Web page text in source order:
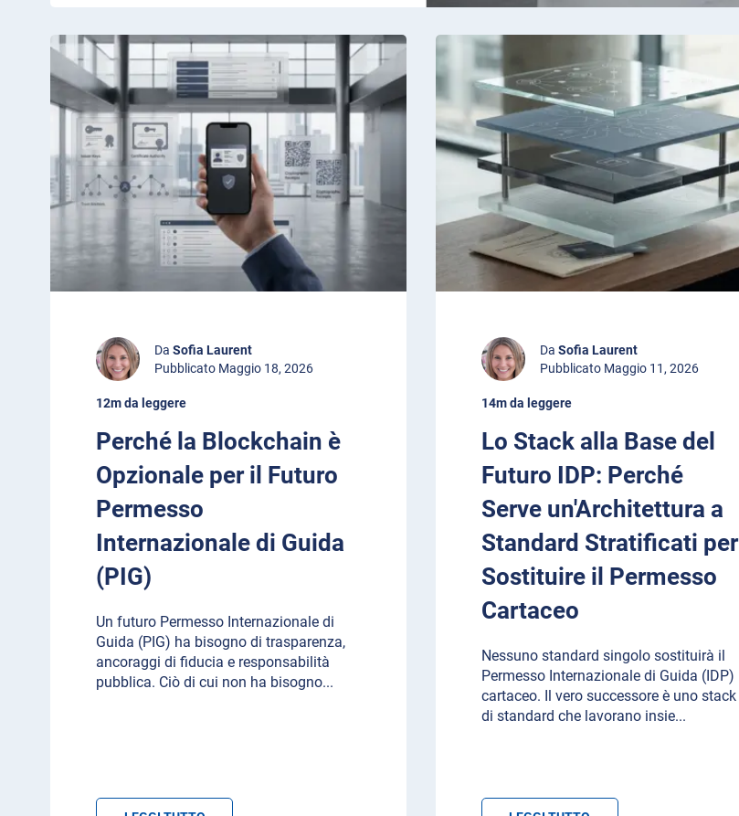
Da Sofia Laurent
Pubblicato Maggio 18, 2026
12m da leggere
Perché la Blockchain è
Opzionale per il Futuro
Permesso
Internazionale di Guida
(PIG)
Un futuro Permesso Internazionale di
Guida (PIG) ha bisogno di trasparenza,
ancoraggi di fiducia e responsabilità
pubblica. Ciò di cui non ha bisogno...
Da Sofia Laurent
Pubblicato Maggio 11, 2026
14m da leggere
Lo Stack alla Base del
Futuro IDP: Perché
Serve un'Architettura a
Standard Stratificati per
Sostituire il Permesso
Cartaceo
Nessuno standard singolo sostituirà il
Permesso Internazionale di Guida (IDP)
cartaceo. Il vero successore è uno stack
di standard che lavorano insie...